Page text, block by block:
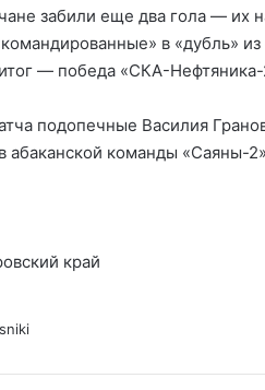
забили еще два гола — их
в «дубль»
— победа «СКА-
подопечные Василия
абаканской команды «Саяны-
край
Email